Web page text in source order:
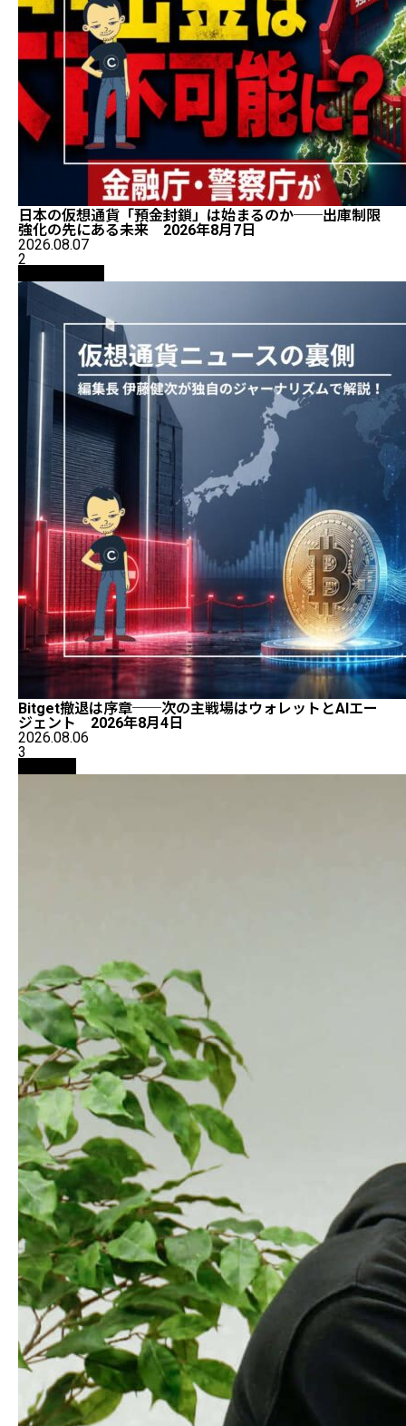
日本の仮想通貨「預金封鎖」は始まるのか──出庫制限
強化の先にある未来 2026年8月7日
2026.08.07
2
Bitget撤退は序章──次の主戦場はウォレットとAIエー
ジェント 2026年8月4日
2026.08.06
3